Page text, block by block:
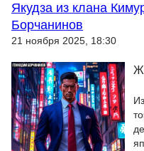
Якудза из клана
Борчанинов
21 ноября 2025, 18:30